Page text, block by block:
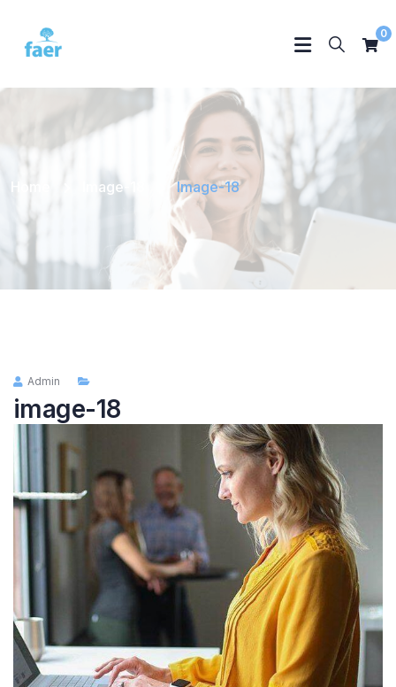
0
Home Image-18 Image-18
Admin
image-18